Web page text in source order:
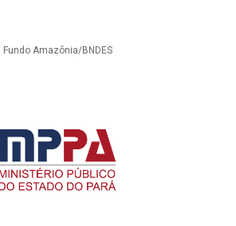
Fundo Amazônia/BNDES